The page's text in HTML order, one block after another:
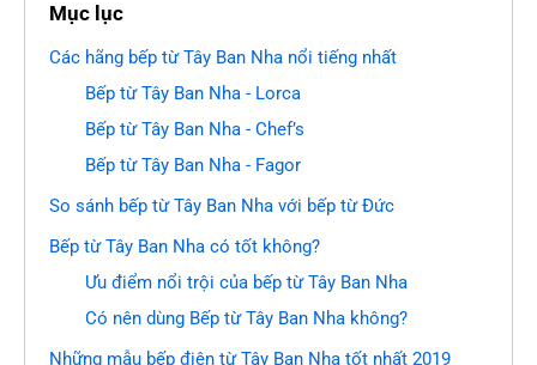
Mục lục
Các hãng bếp từ Tây Ban Nha nổi tiếng nhất
Bếp từ Tây Ban Nha - Lorca
Bếp từ Tây Ban Nha - Chef’s
Bếp từ Tây Ban Nha - Fagor
So sánh bếp từ Tây Ban Nha với bếp từ Đức
Bếp từ Tây Ban Nha có tốt không?
Ưu điểm nổi trội của bếp từ Tây Ban Nha
Có nên dùng Bếp từ Tây Ban Nha không?
Những mẫu bếp điện từ Tây Ban Nha tốt nhất 2019